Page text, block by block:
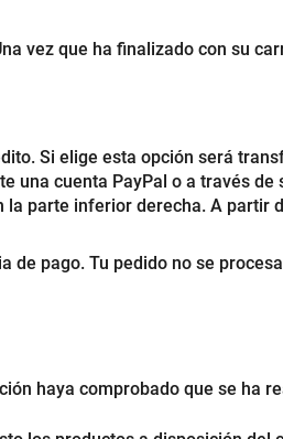
vez que ha finalizado con su
Si elige esta opción será
una cuenta PayPal o a través
parte inferior derecha. A partir
pago. Tu pedido no se
haya comprobado que se ha